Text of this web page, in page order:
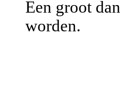
Een groot
worden.